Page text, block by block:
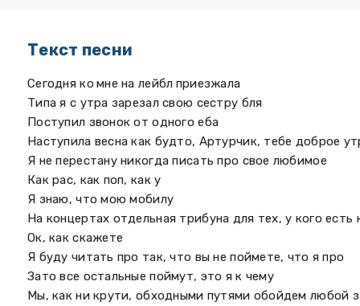
Текст песни
Сегодня ко мне на лейбл приезжала
Типа я с утра зарезал свою сестру бля
Поступил звонок от одного еба
Наступила весна как будто, Артурчик, тебе доброе
Я не перестану никогда писать про свое любимое
Как рас, как поп, как у
Я знаю, что мою мобилу
На концертах отдельная трибуна для тех, у кого есть
Ок, как скажете
Я буду читать про так, что вы не поймете, что я про
Зато все остальные поймут, это я к чему
Мы, как ни крути, обходными путями обойдем любой